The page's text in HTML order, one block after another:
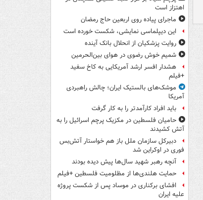
اهتزاز است
ماجرای پیاده روی اربعین حاج رمضان
این دیپلماسی نمایشی، شکست خورده است
روایت پزشکیان از انحلال بانک آینده
شمیم خوش رضوی در هوای بین‌الحرمین
هشدار افسر ارشد آمریکایی به کاخ سفید
+فیلم
موشک‌های بالستیک ایران؛ چالش راهبردی
آمریکا
باید افراد کارآمدتر را به کار گرفت
حامیان فلسطین در مکزیک پرچم اسرائیل را به
آتش کشیدند
دبیرکل سازمان ملل باز هم خواستار آتش‌بس
فوری در اوکراین شد
آنچه رهبر شهید سال‌ها پیش دیده بودند
حمایت هلندی‌ها از مظلومیت فلسطین +فیلم
افشای برکناری در موساد پس از شکست پروژه
علیه ایران